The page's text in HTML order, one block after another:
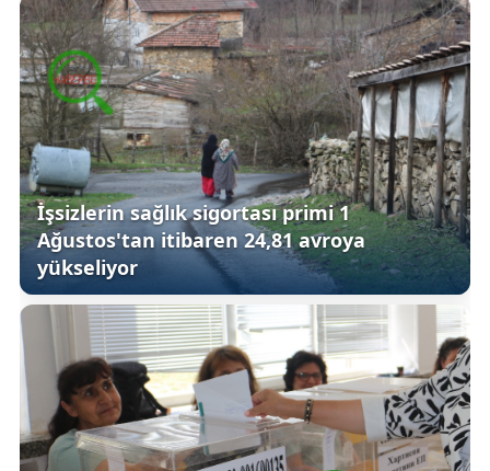
İşsizlerin sağlık sigortası primi 1
Ağustos'tan itibaren 24,81 avroya
yükseliyor